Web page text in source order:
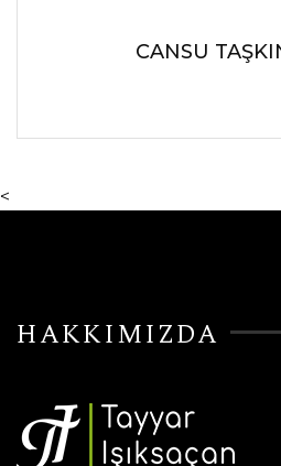
CANSU
<
HAKKIMIZDA